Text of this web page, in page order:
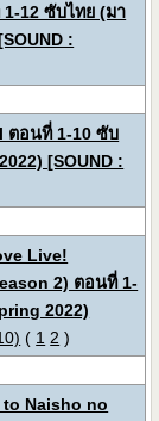
12 ซับไทย (มา
:
ตอนที่ 1-10 ซับ
[SOUND :
Live!
2) ตอนที่ 1-
2022)
( 1 2 )
Naisho no